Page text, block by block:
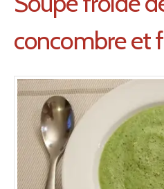
concombre et